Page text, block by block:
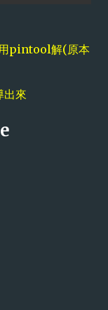
pintool解(原本
出來